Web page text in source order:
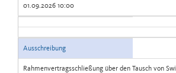
01.09.2026 10:00
Ausschreibung
Rahmenvertragsschließung über den Tausch von